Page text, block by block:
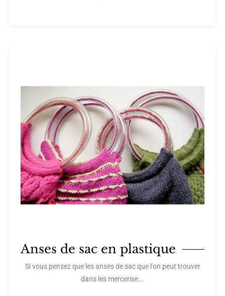
Anses de sac en plastique
Si vous pensez que les anses de sac que l'on peut trouver
dans les mercerise...